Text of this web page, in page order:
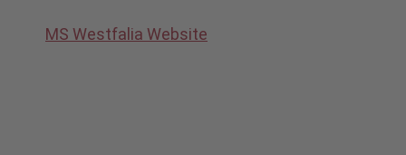
MS Westfalia Website